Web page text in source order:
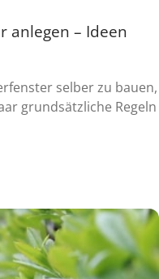
anlegen – Ideen
selber zu bauen,
grundsätzliche Regeln